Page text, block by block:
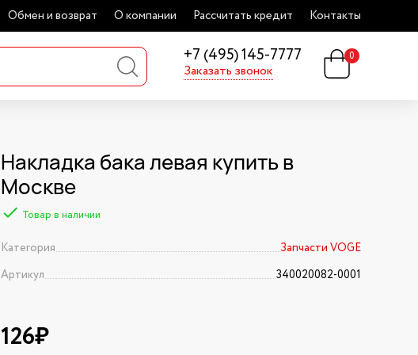
Обмен и возврат О компании Рассчитать кредит Контакты
+7 (495) 145-7777
Заказать звонок
0
Накладка бака левая купить в
Москве
Товар в наличии
Категория
Запчасти VOGE
Артикул
340020082-0001
126₽